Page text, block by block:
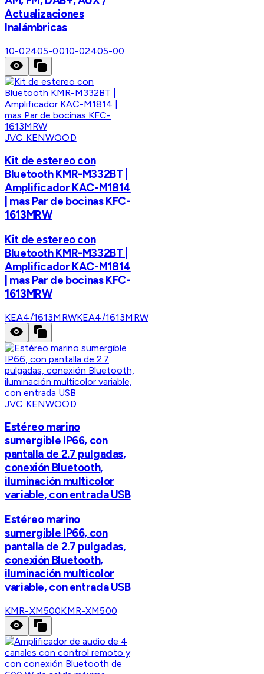
Actualizaciones
Inalámbricas
10-02405-0010-02405-00
JVC KENWOOD
Kit de estereo con
Bluetooth KMR-M332BT |
Amplificador KAC-M1814
| mas Par de bocinas KFC-
1613MRW
Kit de estereo con
Bluetooth KMR-M332BT |
Amplificador KAC-M1814
| mas Par de bocinas KFC-
1613MRW
KEA4/1613MRWKEA4/1613MRW
JVC KENWOOD
Estéreo marino
sumergible IP66, con
pantalla de 2.7 pulgadas,
conexión Bluetooth,
iluminación multicolor
variable, con entrada USB
Estéreo marino
sumergible IP66, con
pantalla de 2.7 pulgadas,
conexión Bluetooth,
iluminación multicolor
variable, con entrada USB
KMR-XM500KMR-XM500